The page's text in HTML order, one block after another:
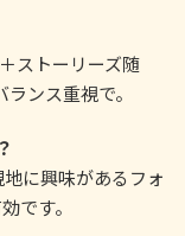
ストーリーズ随
ンス重視で。
に興味があるフォ
です。